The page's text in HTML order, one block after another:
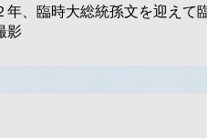
年、臨時大総統孫文を迎えて
影